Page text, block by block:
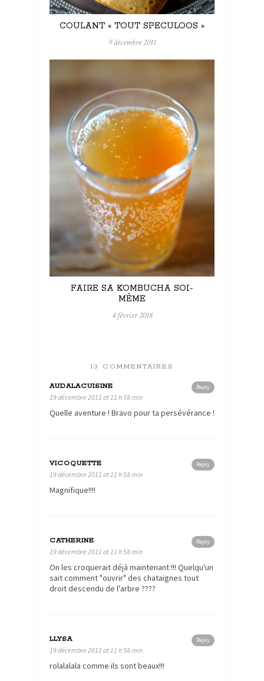
COULANT « TOUT SPECULOOS »
9 décembre 2011
FAIRE SA KOMBUCHA SOI-
MÊME
4 février 2018
13 COMMENTAIRES
Reply
AUDALACUISINE
19 décembre 2011 at 11 h 58 min
Quelle aventure ! Bravo pour ta persévérance !
Reply
VICOQUETTE
19 décembre 2011 at 11 h 58 min
Magnifique!!!!
Reply
CATHERINE
19 décembre 2011 at 11 h 58 min
On les croquerait déjà maintenant !!! Quelqu'un
sait comment "ouvrir" des chataignes tout
droit descendu de l'arbre ????
Reply
LLYSA
19 décembre 2011 at 11 h 58 min
rolalalala comme ils sont beaux!!!